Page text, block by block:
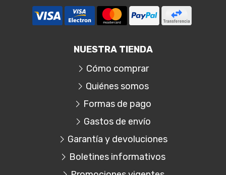
NUESTRA TIENDA
Cómo comprar
Quiénes somos
Formas de pago
Gastos de envío
Garantía y devoluciones
Boletines informativos